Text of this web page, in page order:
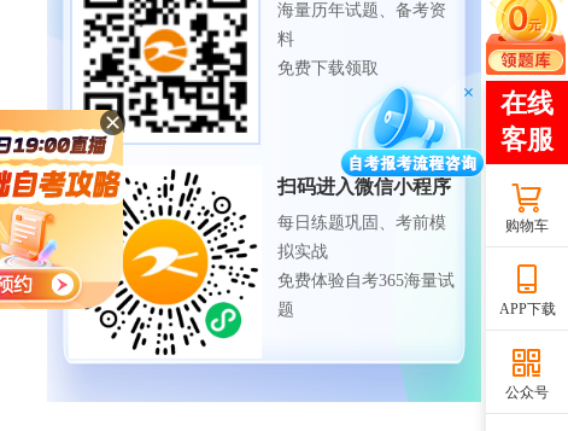
海量历年试题、备考资
料
免费下载领取
扫码进入微信小程序
每日练题巩固、考前模
拟实战
免费体验自考365海量试
题
购物车
APP下载
公众号